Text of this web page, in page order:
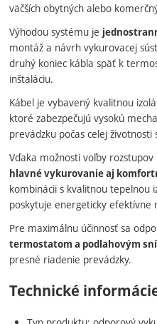
väčších obytných alebo
Výhodou systému je
montáž a návrh vykurovacej
druhý koniec kábla späť k
inštaláciu.
Kábel je vybavený kvalitnou
ktoré zabezpečujú vysokú
prevádzku počas celej životnosti
Vďaka možnosti voľby
hlavné vykurovanie aj
kombinácii s kvalitnou tepelnou
poskytuje energeticky efektívne
Pre maximálnu účinnosť sa
termostatom a podlahovým
presné riadenie prevádzky.
Technické